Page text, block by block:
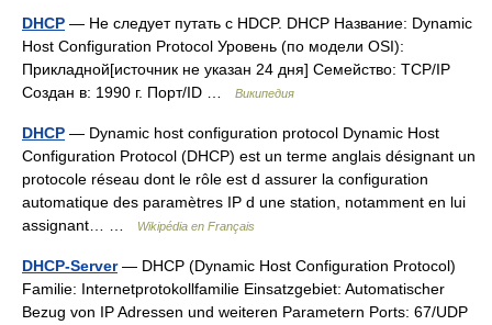
DHCP — Не следует путать с HDCP. DHCP Название: Dynamic
Host Configuration Protocol Уровень (по модели OSI):
Прикладной[источник не указан 24 дня] Семейство: TCP/IP
Создан в: 1990 г. Порт/ID …
Википедия
DHCP — Dynamic host configuration protocol Dynamic Host
Configuration Protocol (DHCP) est un terme anglais désignant un
protocole réseau dont le rôle est d assurer la configuration
automatique des paramètres IP d une station, notamment en lui
assignant… …
Wikipédia en Français
DHCP-Server— DHCP (Dynamic Host Configuration Protocol)
Familie: Internetprotokollfamilie Einsatzgebiet: Automatischer
Bezug von IP Adressen und weiteren Parametern Ports: 67/UDP